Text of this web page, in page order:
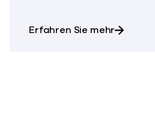
Erfahren Sie mehrüber